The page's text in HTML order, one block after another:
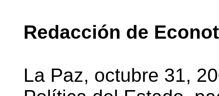
Redacción de
La Paz, octubre 31,